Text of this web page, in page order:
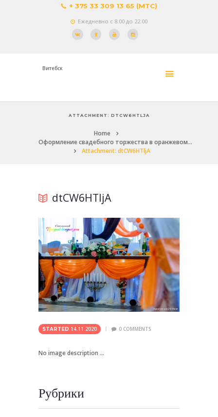
+ 375 33 309 13 65 (МТС)
Ежедневно с 8.00 до 22.00
Витебск
ATTACHMENT: DTCW6HTLJA
Home
Оформление свадебного торжества в оранжевом...
Attachment: dtCW6HTljA
dtCW6HTljA
STARTED 14.11.2020 0COMMENTS
No image description ...
Рубрики